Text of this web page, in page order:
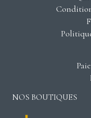
NOS BOUTIQUES